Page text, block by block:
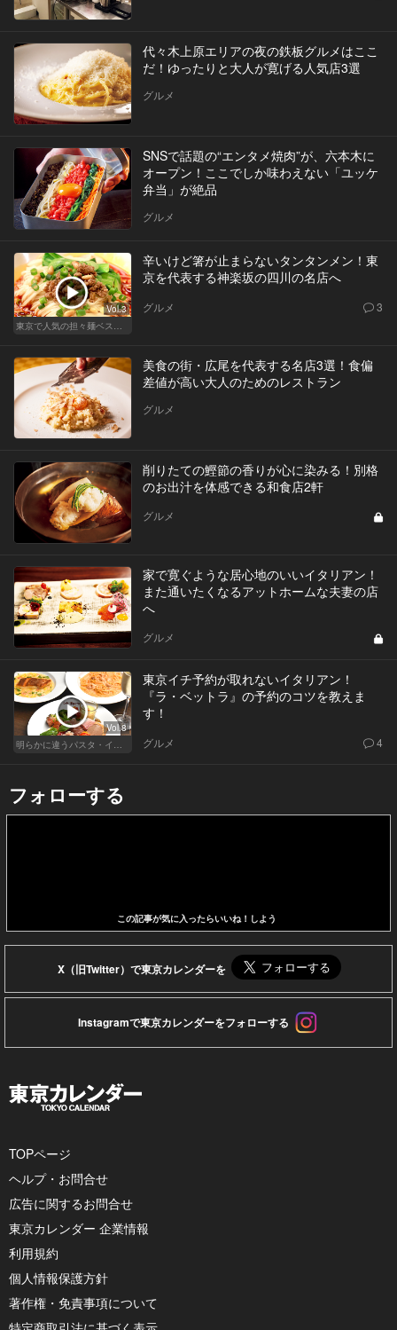
代々木上原エリアの夜の鉄板グルメはここ
だ！ゆったりと大人が寛げる人気店3選
グルメ
SNSで話題の“エンタメ焼肉”が、六本木に
オープン！ここでしか味わえない「ユッケ
弁当」が絶品
グルメ
Vol.3
東京で人気の担々麺ベストセレクション！
辛いけど箸が止まらないタンタンメン！東
京を代表する神楽坂の四川の名店へ
グルメ 3
美食の街・広尾を代表する名店3選！食偏
差値が高い大人のためのレストラン
グルメ
削りたての鰹節の香りが心に染みる！別格
のお出汁を体感できる和食店2軒
グルメ
家で寛ぐような居心地のいいイタリアン！
また通いたくなるアットホームな夫妻の店
へ
グルメ
Vol.8
明らかに違うパスタ・イタリアン
東京イチ予約が取れないイタリアン！
『ラ・ベットラ』の予約のコツを教えま
す！
グルメ 4
フォローする
この記事が気に入ったらいいね！しよう
X（旧Twitter）で東京カレンダーを
Instagramで東京カレンダーをフォローする
TOPページ
ヘルプ・お問合せ
広告に関するお問合せ
東京カレンダー 企業情報
利用規約
個人情報保護方針
著作権・免責事項について